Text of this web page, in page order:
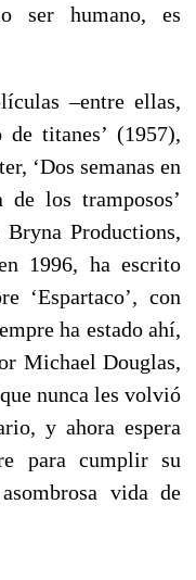
ser humano, es
–entre ellas,
de titanes’ (1957),
‘Dos semanas en
los tramposos’
Productions,
1996, ha escrito
‘Espartaco’, con
ha estado ahí,
Michael Douglas,
nunca les volvió
y ahora espera
para cumplir su
vida de